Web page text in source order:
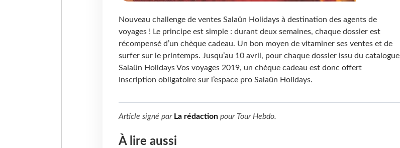
Nouveau challenge de ventes Salaün Holidays à destination des agents de
voyages ! Le principe est simple : durant deux semaines, chaque dossier est
récompensé d’un chèque cadeau. Un bon moyen de vitaminer ses ventes et de
surfer sur le printemps. Jusqu’au 10 avril, pour chaque dossier issu du catalogue
Salaün Holidays Vos voyages 2019, un chèque cadeau est donc offert
Inscription obligatoire sur l’espace pro Salaün Holidays.
Article signé par La rédactionpour Tour Hebdo.
À lire aussi